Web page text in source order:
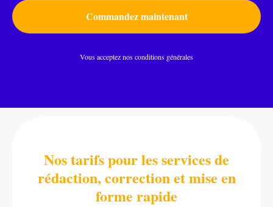
Commandez maintenant
Vous acceptez nos conditions générales
Nos tarifs pour les services de
rédaction, correction et mise en
forme rapide